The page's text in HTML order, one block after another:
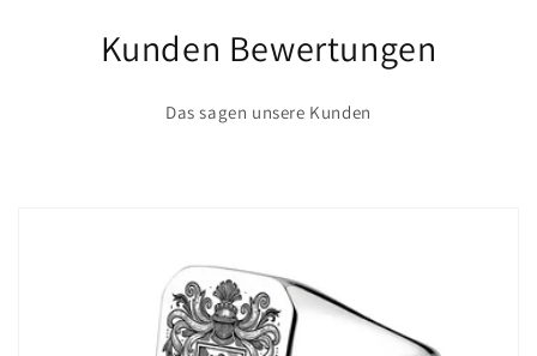
Kunden Bewertungen
Das sagen unsere Kunden